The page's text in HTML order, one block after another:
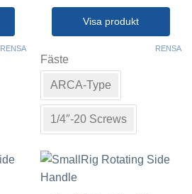
RENSA
till
1,199 kr
Visa produkt
här
produkten
har
flera
varianter.
De
alternativen
kan
Fäste
ARCA-Type
1/4″-20 Screws
RENSA